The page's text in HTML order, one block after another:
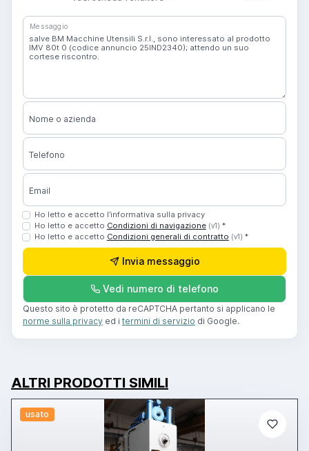
Messaggio
Nome o azienda
Telefono
Email
Ho letto e accetto l’informativa sulla privacy
Ho letto e accetto Condizioni di navigazione (v1) *
Ho letto e accetto Condizioni generali di contratto (v1) *
Invia messaggio
Vedi numero di telefono
Questo sito è protetto da reCAPTCHA pertanto si applicano le
norme sulla privacy ed i termini di servizio di Google.
ALTRI PRODOTTI SIMILI
usato